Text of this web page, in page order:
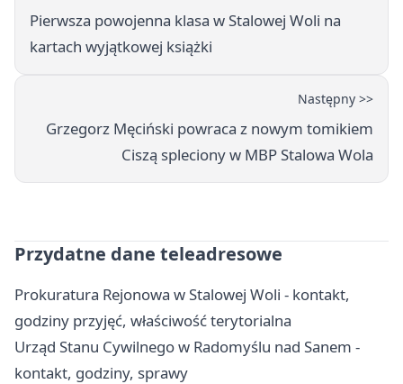
Pierwsza powojenna klasa w Stalowej Woli na
kartach wyjątkowej książki
Następny >>
Grzegorz Męciński powraca z nowym tomikiem
Ciszą spleciony w MBP Stalowa Wola
Przydatne dane teleadresowe
Prokuratura Rejonowa w Stalowej Woli - kontakt,
godziny przyjęć, właściwość terytorialna
Urząd Stanu Cywilnego w Radomyślu nad Sanem -
kontakt, godziny, sprawy